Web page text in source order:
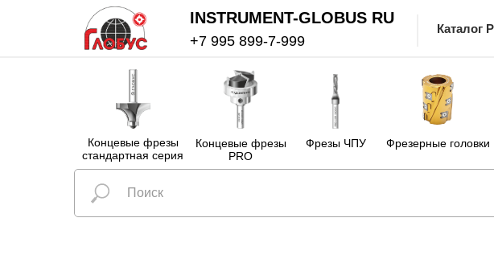
Концевые фрезы
стандартная серия
Концевые фрезы
PRO
Фрезы ЧПУ Фрезерные головки
INSTRUMENT-GLOBUS RU
Каталог
+7 995 899-7-999